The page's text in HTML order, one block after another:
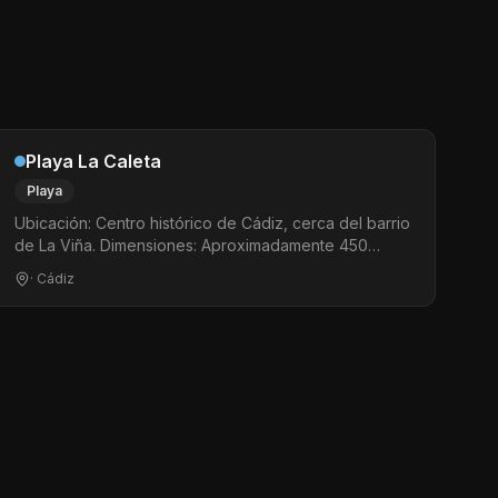
Playa La Caleta
Playa
Ubicación: Centro histórico de Cádiz, cerca del barrio
de La Viña. Dimensiones: Aproximadamente 450
metros de largo. Ambiente: Muy popular, familiar y con
gran valor histórico.
· Cádiz